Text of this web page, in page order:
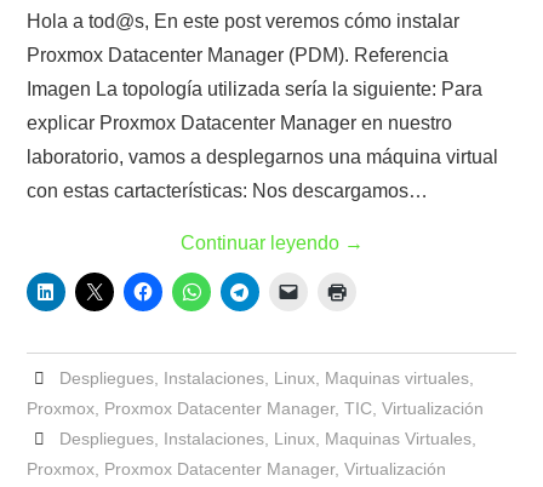
Hola a tod@s, En este post veremos cómo instalar
Proxmox Datacenter Manager (PDM). Referencia
Imagen La topología utilizada sería la siguiente: Para
explicar Proxmox Datacenter Manager en nuestro
laboratorio, vamos a desplegarnos una máquina virtual
con estas cartacterísticas: Nos descargamos…
Continuar leyendo →
Despliegues, Instalaciones, Linux, Maquinas virtuales,
Proxmox Proxmox Datacenter Manager,TIC ,Virtualización
Despliegues, Instalaciones, Linux, Maquinas Virtuales,
Proxmox Proxmox Datacenter Manager,Virtualización